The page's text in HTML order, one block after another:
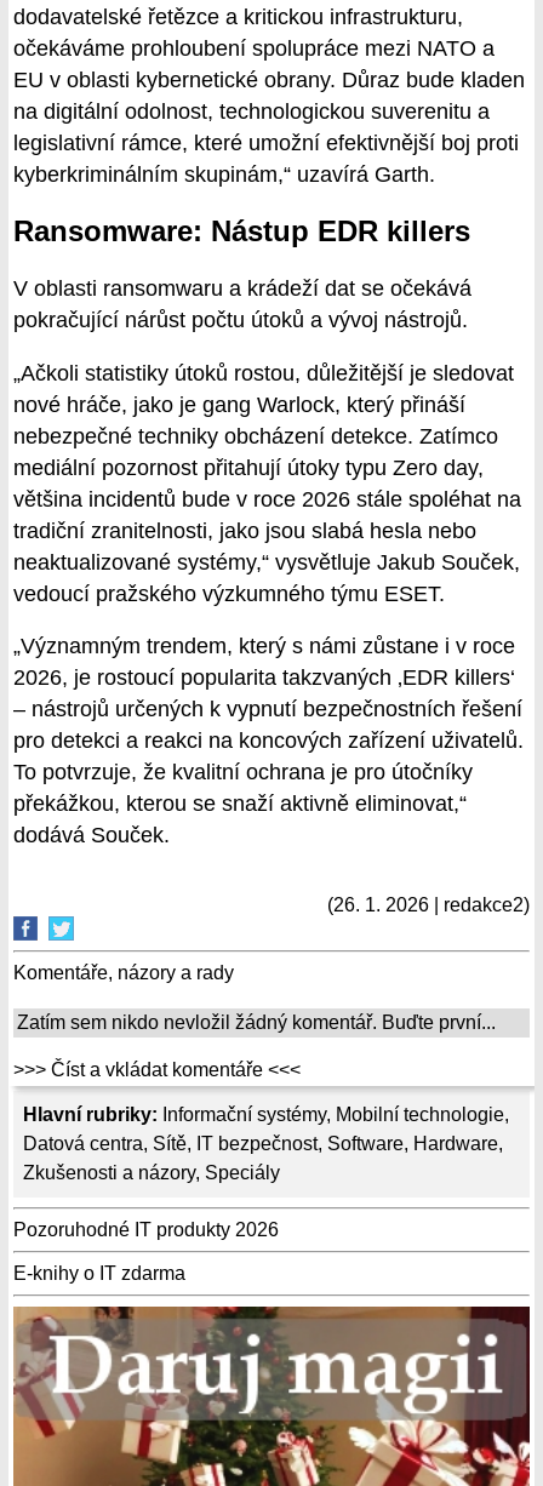
Hlavní rubriky: Informační systémy, Mobilní technologie,
Datová centra, Sítě, IT bezpečnost, Software, Hardware,
Zkušenosti a názory, Speciály
Pozoruhodné IT produkty 2026
E-knihy o IT zdarma
dodavatelské řetězce a kritickou infrastrukturu,
očekáváme prohloubení spolupráce mezi NATO a
EU v oblasti kybernetické obrany. Důraz bude kladen
na digitální odolnost, technologickou suverenitu a
legislativní rámce, které umožní efektivnější boj proti
kyberkriminálním skupinám,“ uzavírá Garth.
Ransomware: Nástup EDR killers
V oblasti ransomwaru a krádeží dat se očekává
pokračující nárůst počtu útoků a vývoj nástrojů.
„Ačkoli statistiky útoků rostou, důležitější je sledovat
nové hráče, jako je gang Warlock, který přináší
nebezpečné techniky obcházení detekce. Zatímco
mediální pozornost přitahují útoky typu Zero day,
většina incidentů bude v roce 2026 stále spoléhat na
tradiční zranitelnosti, jako jsou slabá hesla nebo
neaktualizované systémy,“ vysvětluje Jakub Souček,
vedoucí pražského výzkumného týmu ESET.
„Významným trendem, který s námi zůstane i v roce
2026, je rostoucí popularita takzvaných ‚EDR killers‘
– nástrojů určených k vypnutí bezpečnostních řešení
pro detekci a reakci na koncových zařízení uživatelů.
To potvrzuje, že kvalitní ochrana je pro útočníky
překážkou, kterou se snaží aktivně eliminovat,“
dodává Souček.
(26. 1. 2026 | redakce2)
Komentáře, názory a rady
Zatím sem nikdo nevložil žádný komentář. Buďte první...
>>> Číst a vkládat komentáře <<<